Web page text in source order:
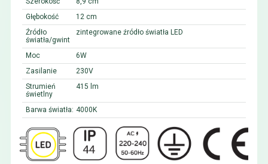
Głębokość
12 cm
Źródło
światła/gwint
zintegrowane źródło światła LED
Moc
6W
Zasilanie
230V
Strumień
świetlny
415 lm
Barwa światła: 4000K